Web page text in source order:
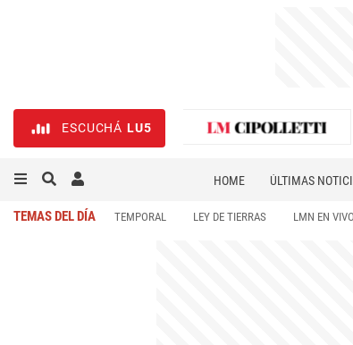
ESCUCHÁ LU5
HOME ÚLTIMAS
TEMAS DEL DÍA TEMPORAL LEY DE TIERRAS LMN EN VIVO